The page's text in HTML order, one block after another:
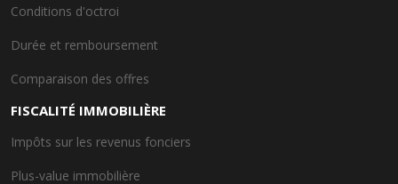
Conditions d'octroi
Durée et remboursement
Comparaison des offres
FISCALITÉ IMMOBILIÈRE
Impôts sur les revenus fonciers
Plus-value immobilière